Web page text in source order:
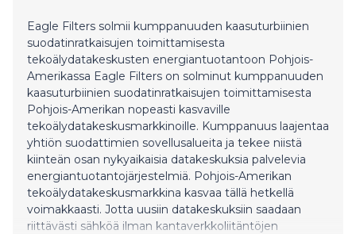
kasvaessa. Induforin laskelmien mukaan metsistä
peräisin olevan hiilen tarjonta on melko joustavaa
suhteessa ilmastoyksiköiden hintaan. Toisin sanoen,
suhteellisen vähäinenkin hiilen hinnan nousu johtaisi
hiilen tarjonnan huomattavaan kasvuun.
Metsäperäisen hiil
Eagle Filters solmii kumppanuuden kaasuturbiinien
suodatinratkaisujen toimittamisesta
tekoälydatakeskusten energiantuotantoon Pohjois-
Amerikassa Eagle Filters on solminut kumppanuuden
kaasuturbiinien suodatinratkaisujen toimittamisesta
Pohjois-Amerikan nopeasti kasvaville
tekoälydatakeskusmarkkinoille. Kumppanuus laajentaa
yhtiön suodattimien sovellusalueita ja tekee niistä
kiinteän osan nykyaikaisia datakeskuksia palvelevia
energiantuotantojärjestelmiä. Pohjois-Amerikan
tekoälydatakeskusmarkkina kasvaa tällä hetkellä
voimakkaasti. Jotta uusiin datakeskuksiin saadaan
riittävästi sähköä ilman kantaverkkoliitäntöjen